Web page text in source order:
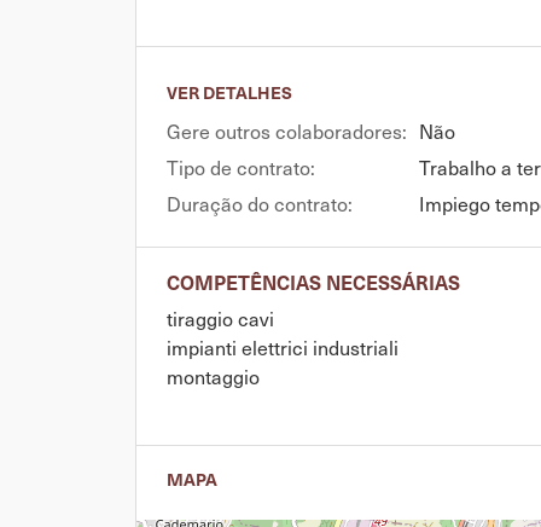
VER DETALHES
Gere outros colaboradores: Não
Tipo de contrato:
Trabalho a
Duração do contrato:
Impiego
COMPETÊNCIAS NECESSÁRIAS
tiraggio cavi
impianti elettrici industriali
montaggio
MAPA